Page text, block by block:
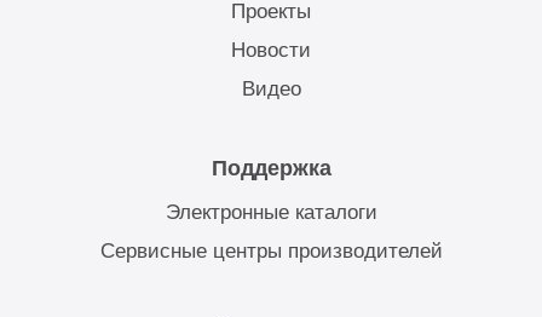
Проекты
Новости
Видео
Поддержка
Электронные каталоги
Сервисные центры производителей